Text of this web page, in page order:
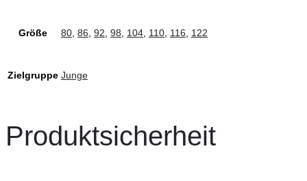
Größe 80 86 92 98 104 110 116 122
Zielgruppe Junge
Produktsicherheit